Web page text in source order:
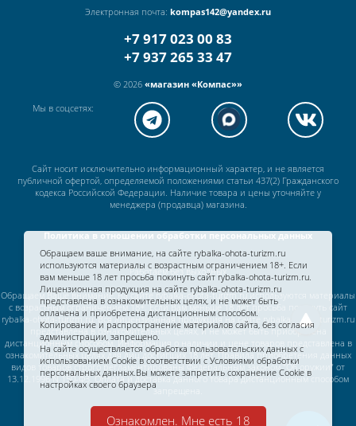
Электронная почта: kompas142@yandex.ru
+7 917 023 00 83
+7 937 265 33 47
© 2026 «магазин «Компас»»
Мы в соцсетях:
Сайт носит исключительно информационный характер, и не является
публичной офертой, определяемой положениями статьи 437(2) Гражданского
кодекса Российской Федерации. Наличие товара и цены уточняйте у
менеджера (продавца) магазина.
Политика в отношении обработки персональных данных
Работаем без выходных
Обращаем Ваше внимание, на сайте rybalka-ohota-turizm.ru используются материалы
с возрастным ограничением 18+. Если Вам меньше 18 лет просьба покинуть сайт
rybalka-ohota-turizm.ru. Вся лицензионная продукция на сайте rybalka-ohota-turizm.ru
представлена в ознакомительных целях, и не может быть приобретена
дистанционным способом. Информация о наличии и цене товаров представлена в
ознакомительных целях для лиц достигших 18 лет. Правила приобретения данных
видов товаров строго регламентированы Федеральным законом "Об оружии" от
13.12.1996 N 150-ФЗ. Оплата и доставка данного товара дистанционным способом
запрещена.
Разработка сайта —
Обращаем ваше внимание, на сайте rybalka-ohota-turizm.ru
используются материалы с возрастным ограничением 18+. Если
вам меньше 18 лет просьба покинуть сайт rybalka-ohota-turizm.ru.
Лицензионная продукция на сайте rybalka-ohota-turizm.ru
представлена в ознакомительных целях, и не может быть
оплачена и приобретена дистанционным способом.
Копирование и распространение материалов сайта, без согласия
администрации, запрещено.
На сайте осуществляется обработка пользовательских данных с
использованием Cookie в соответствии c Условиями обработки
персональных данных.Вы можете запретить сохранение Cookie в
настройках своего браузера
Ознакомлен. Мне есть 18